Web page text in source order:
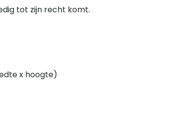
tot zijn recht komt.
x hoogte)